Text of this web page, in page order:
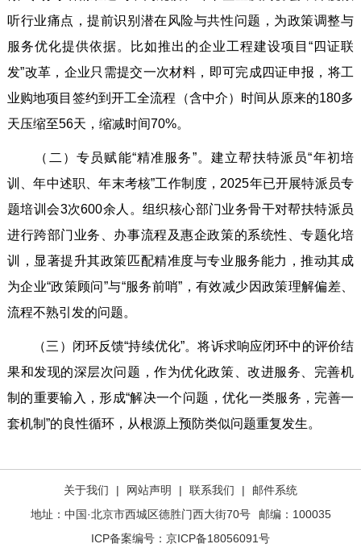
听行业痛点，提前识别潜在风险与共性问题，为政策调整与
服务优化提供依据。比如推出的企业工程建设项目“四证联
发”改革，企业只需提交一次材料，即可完成四证申报，将工
业购地项目签约到开工全流程（含中介）时间从原来的180多
天压缩至56天，缩减时间70%。
（二）专员赋能“精准服务”。建立帮扶特派员“年初培
训、年中述职、年末考核”工作制度，2025年已开展特派员专
题培训会3次600余人。组织核心部门业务骨干对帮扶特派员
进行跨部门业务、办事流程及惠企政策的系统性、专题化培
训，显著提升其政策匹配精准度与专业服务能力，推动其成
为企业“政策顾问”与“服务前哨”，有效减少因政策理解偏差、
流程不熟引发的问题。
（三）闭环反馈“持续优化”。将诉求响应闭环中的评价结
果和发现的深层次问题，作为优化政策、改进服务、完善机
制的重要输入，形成“解决一个问题，优化一类服务，完善一
套机制”的良性循环，从根源上预防类似问题重复发生。
关于我们 | 网站声明 | 联系我们 |
邮件系统
地址：中国·北京市西城区德胜门西大街70号
邮编：100035
ICP备案编号： 京ICP备18056091号